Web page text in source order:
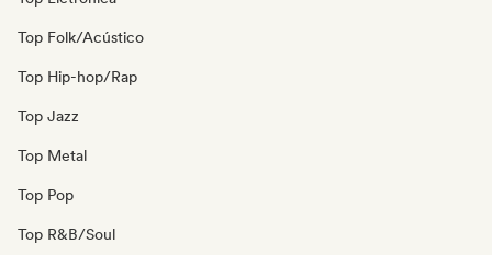
Top Folk/Acústico
Top Hip-hop/Rap
Top Jazz
Top Metal
Top Pop
Top R&B/Soul